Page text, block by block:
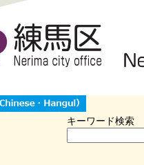
キーワード検索